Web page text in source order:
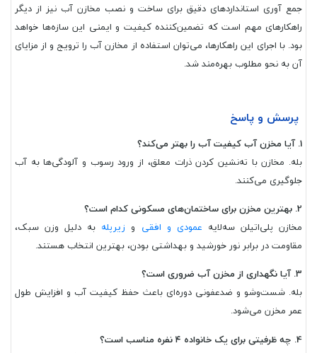
جمع آوری استانداردهای دقیق برای ساخت و نصب مخازن آب نیز از دیگر
راهکارهای مهم است که تضمین‌کننده کیفیت و ایمنی این سازه‌ها خواهد
بود. با اجرای این راهکارها، می‌توان استفاده از مخازن آب را ترویج و از مزایای
آن به نحو مطلوب بهره‌مند شد.
پرسش و پاسخ
1. آیا مخزن آب کیفیت آب را بهتر می‌کند؟
بله. مخازن با ته‌نشین کردن ذرات معلق، از ورود رسوب و آلودگی‌ها به آب
جلوگیری می‌کنند.
2. بهترین مخزن برای ساختمان‌های مسکونی کدام است؟
مخازن پلی‌اتیلن سه‌لایه عمودی و افقی و زیرپله به دلیل وزن سبک،
مقاومت در برابر نور خورشید و بهداشتی بودن، بهترین انتخاب هستند.
3. آیا نگهداری از مخزن آب ضروری است؟
بله. شست‌وشو و ضدعفونی دوره‌ای باعث حفظ کیفیت آب و افزایش طول
عمر مخزن می‌شود.
4. چه ظرفیتی برای یک خانواده ۴ نفره مناسب است؟